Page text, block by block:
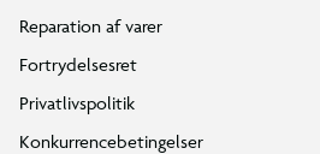
Reparation af varer
Fortrydelsesret
Privatlivspolitik
Konkurrencebetingelser